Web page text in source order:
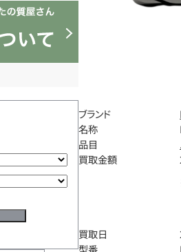
ブランド
名称
品目
買取金額
買取日
型番